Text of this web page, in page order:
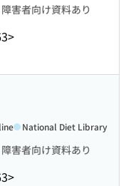
障害者向け資料あり
障害者向け資料あり
National Diet Library